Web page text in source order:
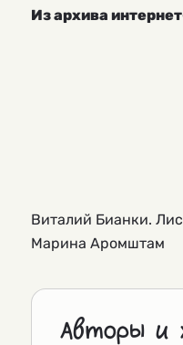
Из архива
Виталий Бианки.
Марина Аромштам
Авторы и